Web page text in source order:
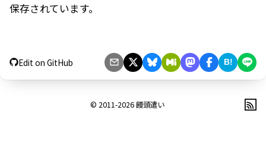
保存されています。
Edit on GitHub B!
© 2011-2026饅頭遣い